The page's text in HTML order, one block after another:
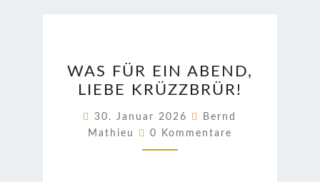
FÜR
EIN
ABEND,
LIEBE
KRÜZZBRÜR!
WAS FÜR EIN ABEND,
LIEBE KRÜZZBRÜR!
30. Januar 2026
Bernd
Mathieu
Kommentare
0 Kommentare